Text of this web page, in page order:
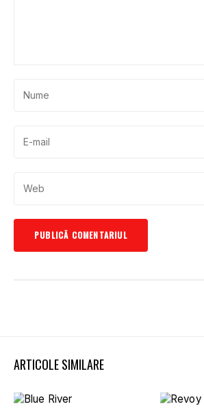
ARTICOLE SIMILARE